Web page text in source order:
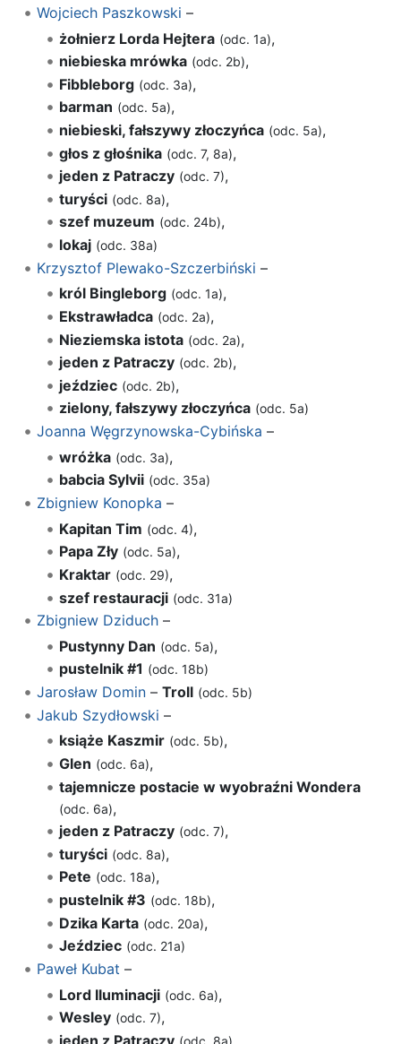
Wojciech Paszkowski –
żołnierz Lorda Hejtera (odc. 1a),
niebieska mrówka (odc. 2b),
Fibbleborg (odc. 3a),
barman (odc. 5a),
niebieski, fałszywy złoczyńca (odc. 5a),
głos z głośnika (odc. 7, 8a),
jeden z Patraczy (odc. 7),
turyści (odc. 8a),
szef muzeum (odc. 24b),
lokaj (odc. 38a)
Krzysztof Plewako-Szczerbiński –
król Bingleborg (odc. 1a),
Ekstrawładca (odc. 2a),
Nieziemska istota (odc. 2a),
jeden z Patraczy (odc. 2b),
jeździec (odc. 2b),
zielony, fałszywy złoczyńca (odc. 5a)
Joanna Węgrzynowska-Cybińska –
wróżka (odc. 3a),
babcia Sylvii (odc. 35a)
Zbigniew Konopka –
Kapitan Tim (odc. 4),
Papa Zły (odc. 5a),
Kraktar (odc. 29),
szef restauracji (odc. 31a)
Zbigniew Dziduch–
Pustynny Dan (odc. 5a),
pustelnik #1 (odc. 18b)
Jarosław Domin– Troll (odc. 5b)
Jakub Szydłowski –
książe Kaszmir (odc. 5b),
Glen (odc. 6a),
tajemnicze postacie w wyobraźni Wondera
(odc. 6a),
jeden z Patraczy (odc. 7),
turyści (odc. 8a),
Pete (odc. 18a),
pustelnik #3 (odc. 18b),
Dzika Karta (odc. 20a),
Jeździec (odc. 21a)
Paweł Kubat –
Lord Iluminacji (odc. 6a),
Wesley (odc. 7),
jeden z Patraczy (odc. 8a)